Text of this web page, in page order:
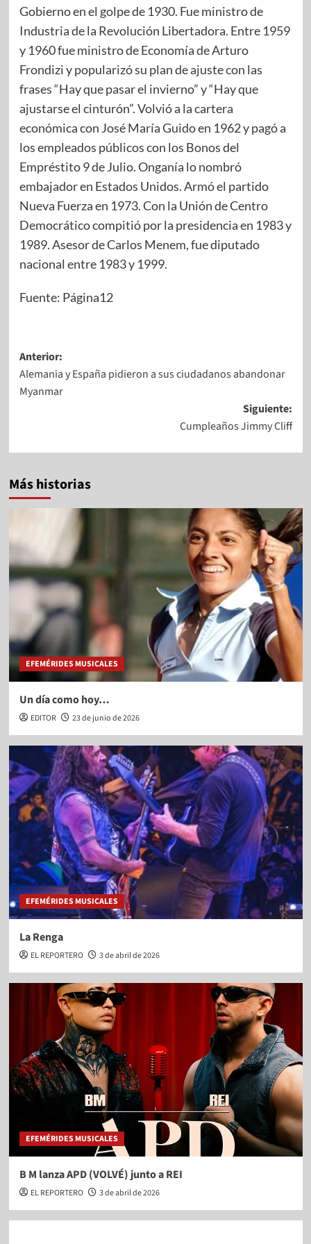
Gobierno en el golpe de 1930. Fue ministro de
Industria de la Revolución Libertadora. Entre 1959
y 1960 fue ministro de Economía de Arturo
Frondizi y popularizó su plan de ajuste con las
frases “Hay que pasar el invierno” y “Hay que
ajustarse el cinturón”. Volvió a la cartera
económica con José María Guido en 1962 y pagó a
los empleados públicos con los Bonos del
Empréstito 9 de Julio. Onganía lo nombró
embajador en Estados Unidos. Armó el partido
Nueva Fuerza en 1973. Con la Unión de Centro
Democrático compitió por la presidencia en 1983 y
1989. Asesor de Carlos Menem, fue diputado
nacional entre 1983 y 1999.
Fuente: Página12
Anterior:
Alemania y España pidieron a sus ciudadanos abandonar
Myanmar
Siguiente:
Cumpleaños Jimmy Cliff
Más historias
EFEMÉRIDES MUSICALES
Un día como hoy…
EDITOR 23 de junio de 2026
EFEMÉRIDES MUSICALES
La Renga
EL REPORTERO 3 de abril de 2026
EFEMÉRIDES MUSICALES
B M lanza APD (VOLVÉ) junto a REI
EL REPORTERO 3 de abril de 2026